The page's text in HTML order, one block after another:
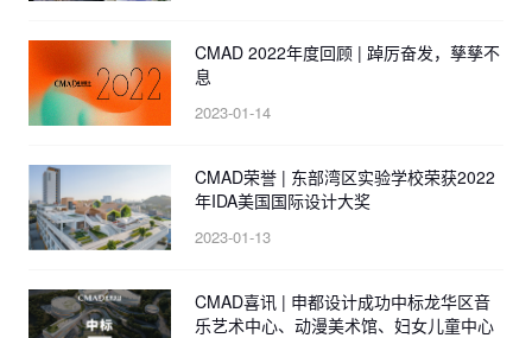
CMAD 2022年度回顾 | 踔厉奋发，孳孳不
息
2023-01-14
CMAD荣誉 | 东部湾区实验学校荣获2022
年IDA美国国际设计大奖
2023-01-13
CMAD喜讯 | 申都设计成功中标龙华区音
乐艺术中心、动漫美术馆、妇女儿童中心